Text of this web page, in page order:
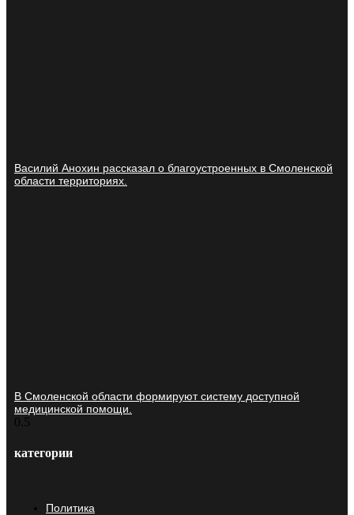
Василий Анохин рассказал о благоустроенных в Смоленской
области территориях.
В Смоленской области формируют систему доступной
медицинской помощи.
категории
Политика